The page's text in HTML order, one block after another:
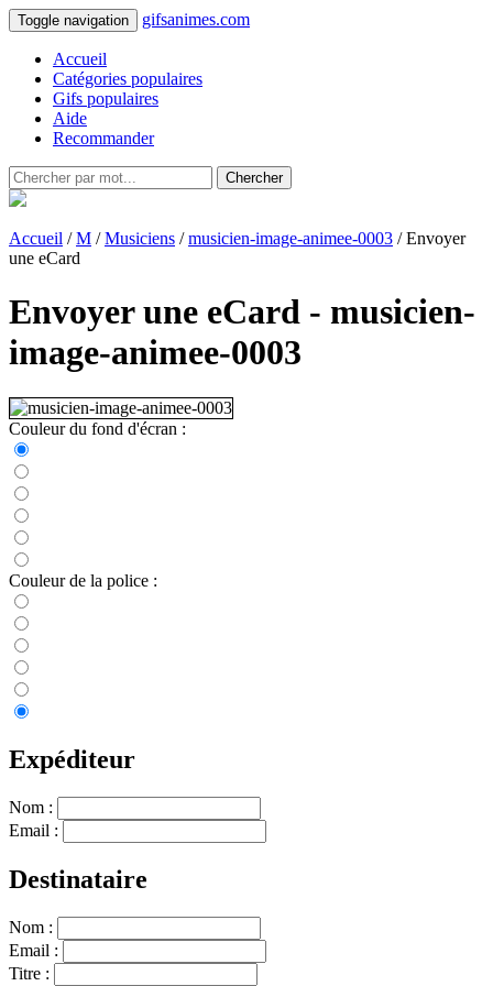
Toggle navigation gifsanimes.com
Accueil
Catégories populaires
Gifs populaires
Aide
Recommander
Chercher
Accueil /M /Musiciens /musicien-image-animee-0003 / Envoyer
une eCard
Envoyer une eCard - musicien-
image-animee-0003
Couleur du fond d'écran :
Couleur de la police :
Expéditeur
Nom :
Email :
Destinataire
Nom :
Email :
Titre :